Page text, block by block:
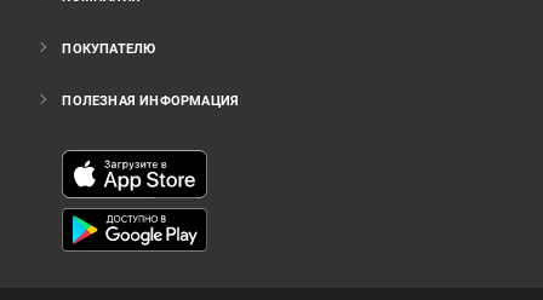
ПОКУПАТЕЛЮ
ПОЛЕЗНАЯ ИНФОРМАЦИЯ